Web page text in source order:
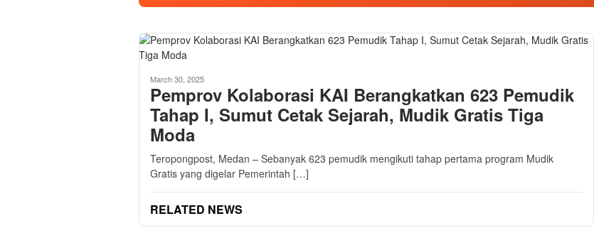
March 30, 2025
Pemprov Kolaborasi KAI Berangkatkan 623 Pemudik
Tahap I, Sumut Cetak Sejarah, Mudik Gratis Tiga
Moda
Teropongpost, Medan – Sebanyak 623 pemudik mengikuti tahap pertama program Mudik
Gratis yang digelar Pemerintah […]
RELATED NEWS